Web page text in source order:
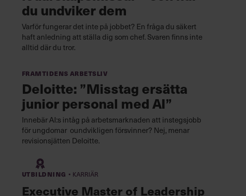
du undviker dem
Varför fungerar det inte på jobbet? En fråga du säkert
haft anledning att ställa dig som chef. Svaren finns inte
alltid där du tror.
Framtidens arbetsliv
Deloitte: ”Misstag ersätta
junior personal med AI”
Innebär AI:s intåg på arbetsmarknaden att instegsjobb
för ungdomar oundvikligen försvinner? Nej, menar
revisionsjätten Deloitte.
Utbildning · Karriär
Executive Master of Leadership